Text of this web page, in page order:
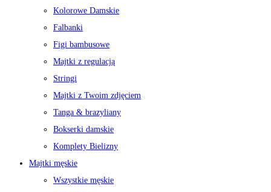
Kolorowe Damskie
Falbanki
Figi bambusowe
Majtki z regulacją
Stringi
Majtki z Twoim zdjęciem
Tanga & brazyliany
Bokserki damskie
Komplety Bielizny
Majtki męskie
Wszystkie męskie